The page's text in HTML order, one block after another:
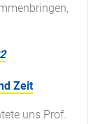
Zeit
uns Prof.